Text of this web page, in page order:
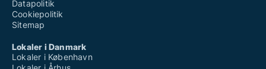
Datapolitik
Cookiepolitik
Sitemap
Lokaler i Danmark
Lokaler i København